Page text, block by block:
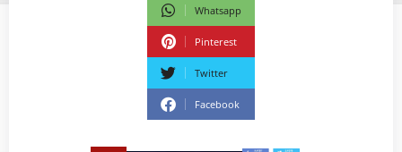
Whatsapp
Pinterest
Twitter
Facebook